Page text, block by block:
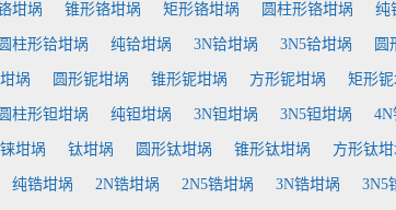
坩埚 锥形铬坩埚 矩形铬坩埚 圆柱形铬坩埚 纯
圆柱形铪坩埚 纯铪坩埚 3N铪坩埚 3N5铪坩埚 圆
埚 圆形铌坩埚 锥形铌坩埚 方形铌坩埚 矩形
圆柱形钽坩埚 纯钽坩埚 3N钽坩埚 3N5钽坩埚 4N
坩埚 钛坩埚 圆形钛坩埚 锥形钛坩埚 方形钛坩
纯锆坩埚 2N锆坩埚 2N5锆坩埚 3N锆坩埚 3N5